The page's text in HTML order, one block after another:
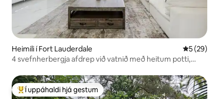
Heimili í Fort Lauderdale 5 af 5 í
5 (29)
4 svefnherbergja afdrep við vatnið með heitum potti,
Í mestu uppáhaldi hjá gestum
Í uppáhaldi hjá gestum